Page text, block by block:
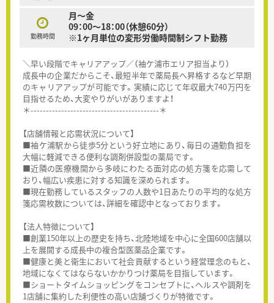
勤務時間
月～金
09：00～18：00（休憩60分）
※1ヶ月単位の変形労働時間制シフト勤務
＼早い段階でキャリアアップ／（袖ケ浦市エリア担当より）
成長中の企業だからこそ、最短半年で薬局長へ昇格するなど早期
のキャリアアップが可能です。実績に応じて年収最大740万円を
目指せるため、大変やりがいがありますよ！
＊------------------------------------------＊
【店舗情報と応需状況について】
■袖ケ浦駅から徒歩5分という好立地にあり、毎日の通勤負担を
大幅に軽減できる便利な調剤併設型の薬局です。
■近隣の医療機関から多岐にわたる面対応の処方箋を応需して
おり、幅広い疾患に対する知識を深められます。
■現在勤務しているスタッフの人数や1日あたりの平均的な処方
箋応需枚数については、詳細を確認中となっております。
【法人特徴について】
■創業150年以上の歴史を持ち、北陸地域を中心に全国600店舗以
上を展開する成長中の複合型医薬品企業です。
■健康と美と衛生において社会貢献するという経営理念のもと、
地域になくてはならないかかりつけ薬局を目指しています。
■ショートタイムショッピングをコンセプトに、ヘルスや調剤を
1店舗に集約した利便性の高い店舗づくりが特徴です。